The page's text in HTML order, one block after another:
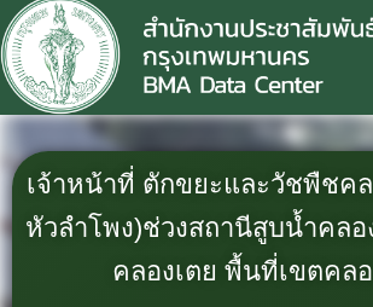
เจ้าหน้าที่ ตักขยะและวัชพืชคล
หัวลำโพง)ช่วงสถานีสูบน้ำคลอ
คลองเตย พื้นที่เขตคลอ